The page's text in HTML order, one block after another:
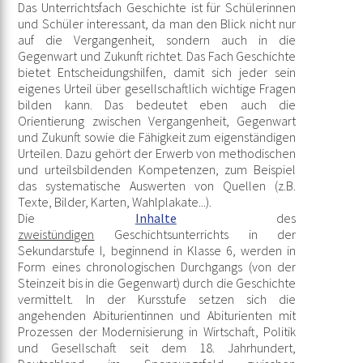
Das Unterrichtsfach Geschichte ist für Schülerinnen
und Schüler interessant, da man den Blick nicht nur
auf die Vergangenheit, sondern auch in die
Gegenwart und Zukunft richtet. Das Fach Geschichte
bietet Entscheidungshilfen, damit sich jeder sein
eigenes Urteil über gesellschaftlich wichtige Fragen
bilden kann. Das bedeutet eben auch die
Orientierung zwischen Vergangenheit, Gegenwart
und Zukunft sowie die Fähigkeit zum eigenständigen
Urteilen. Dazu gehört der Erwerb von methodischen
und urteilsbildenden Kompetenzen, zum Beispiel
das systematische Auswerten von Quellen (z.B.
Texte, Bilder, Karten, Wahlplakate...).
Die Inhalte des
zweistündigen Geschichtsunterrichts in der
Sekundarstufe I, beginnend in Klasse 6, werden in
Form eines chronologischen Durchgangs (von der
Steinzeit bis in die Gegenwart) durch die Geschichte
vermittelt. In der Kursstufe setzen sich die
angehenden Abiturientinnen und Abiturienten mit
Prozessen der Modernisierung in Wirtschaft, Politik
und Gesellschaft seit dem 18. Jahrhundert,